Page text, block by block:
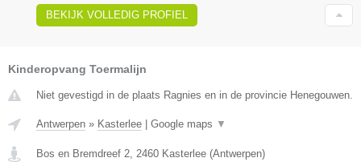
BEKIJK VOLLEDIG PROFIEL
Kinderopvang Toermalijn
Niet gevestigd in de plaats Ragnies en in de provincie Henegouwen.
Antwerpen » Kasterlee Google maps ▼
Bos en Bremdreef 2, 2460 Kasterlee (Antwerpen)